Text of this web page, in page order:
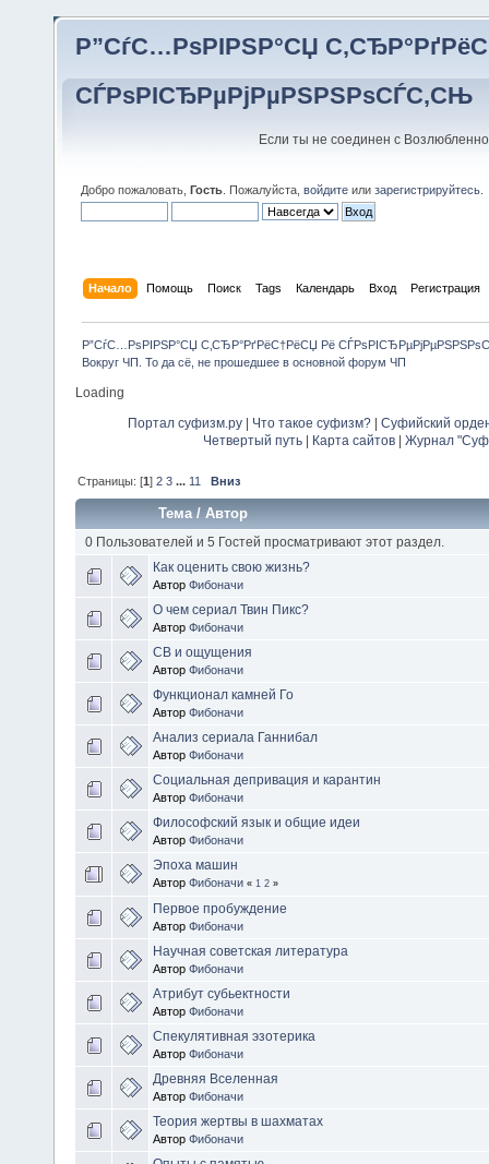
Р”СѓС…РѕРІРЅР°СЏ
СЃРѕРІСЂРµРјРµРЅРЅРѕСЃС‚СЊ
Если ты не соединен с
Добро пожаловать, Гость . Пожалуйста, войдите или зарегистрируйтесь
Начало Помощь Поиск Tags Календарь Вход Регистрация
Р”СѓС…РѕРІРЅР°СЏ С‚СЂР°РґРёС†РёСЏ Рё
Вокруг ЧП. То да сё, не прошедшее в основной форум ЧП
Loading
Портал суфизм.ру Что такое суфизм?
Суфийский
Четвертый путь| Карта сайтов| Журнал
Страницы: [1]2 3 ...11 Вниз
Тема/Автор
0 Пользователей и 5 Гостей просматривают этот раздел.
Как оценить свою жизнь?
Автор Фибоначи
О чем сериал Твин Пикс?
Автор Фибоначи
СВ и ощущения
Автор Фибоначи
Функционал камней Го
Автор Фибоначи
Анализ сериала Ганнибал
Автор Фибоначи
Социальная депривация и карантин
Автор Фибоначи
Философский язык и общие идеи
Автор Фибоначи
Эпоха машин
Автор Фибоначи « 1 2 »
Первое пробуждение
Автор Фибоначи
Научная советская литература
Автор Фибоначи
Атрибут субьектности
Автор Фибоначи
Спекулятивная эзотерика
Автор Фибоначи
Древняя Вселенная
Автор Фибоначи
Теория жертвы в шахматах
Автор Фибоначи